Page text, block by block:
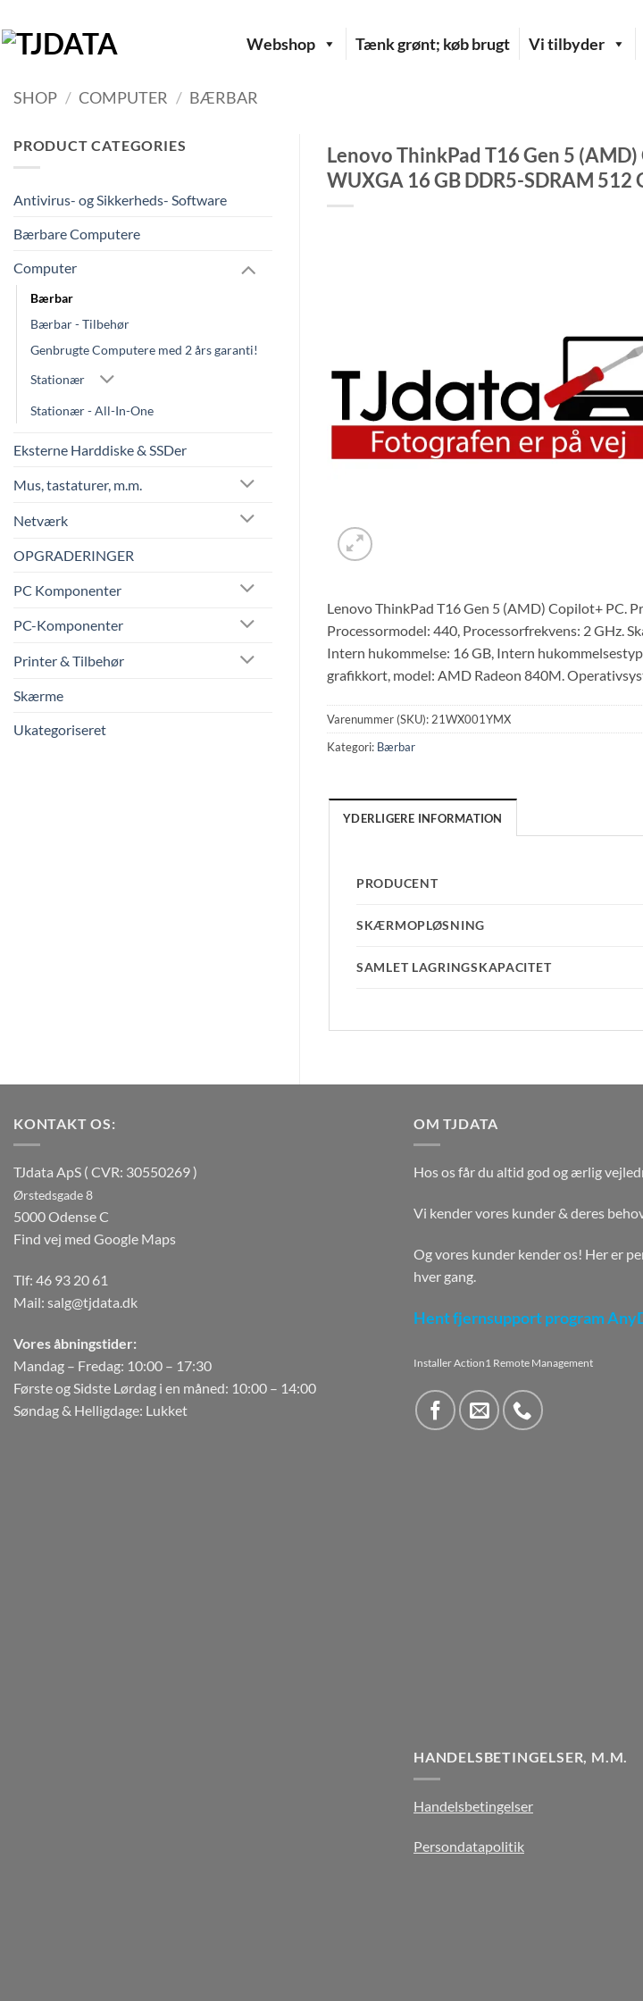
til
indhold
Webshop Tænk grønt; køb brugt Vi tilbyder
SHOP / COMPUTER / BÆRBAR
PRODUCT CATEGORIES
Antivirus- og Sikkerheds- Software
Bærbare Computere
Computer
Bærbar
Bærbar - Tilbehør
Genbrugte Computere med 2 års garanti!
Stationær
Stationær - All-In-One
Eksterne Harddiske & SSDer
Mus, tastaturer, m.m.
Netværk
OPGRADERINGER
PC Komponenter
PC-Komponenter
Printer & Tilbehør
Skærme
Ukategoriseret
Lenovo ThinkPad T16 Gen 5
WUXGA 16 GB DDR5-SDRAM
Lenovo ThinkPad T16 Gen 5 (AMD) Copilot+ PC.
Processormodel: 440, Processorfrekvens: 2 GHz.
Intern hukommelse: 16 GB, Intern
grafikkort, model: AMD Radeon 840M.
Varenummer (SKU): 21WX001YMX
Kategori: Bærbar
YDERLIGERE INFORMATION
PRODUCENT
SKÆRMOPLØSNING
SAMLET LAGRINGSKAPACITET
KONTAKT OS:
TJdata ApS ( CVR: 30550269 )
Ørstedsgade 8
5000 Odense C
Find vej med Google Maps
Tlf: 46 93 20 61
Mail: salg@tjdata.dk
Vores åbningstider:
Mandag – Fredag: 10:00 – 17:30
Første og Sidste Lørdag i en måned: 10:00 – 14:00
Søndag & Helligdage: Lukket
OM TJDATA
Hos os får du altid god og ærlig
Vi kender vores kunder & deres
Og vores kunder kender os! Her er
hver gang.
Hent fjernsupport program
Installer Action1 Remote Management
HANDELSBETINGELSER, M.M.
Handelsbetingelser
Persondatapolitik